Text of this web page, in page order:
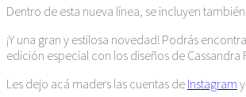
Dentro de esta nueva línea, se incluyen
¡Y una gran y estilosa novedad! Podrás
edición especial con los diseños de
Les dejo acá maders las cuentas de Instagram y